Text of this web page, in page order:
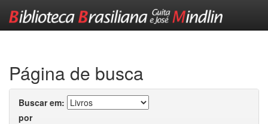
Página de busca
Buscar em:
por